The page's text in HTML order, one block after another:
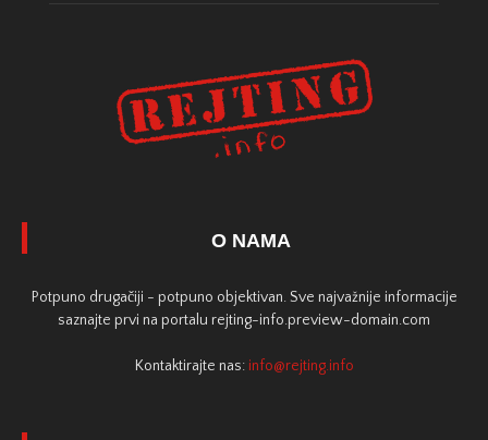
O NAMA
Potpuno drugačiji - potpuno objektivan. Sve najvažnije informacije
saznajte prvi na portalu rejting-info.preview-domain.com
Kontaktirajte nas: info@rejting.info